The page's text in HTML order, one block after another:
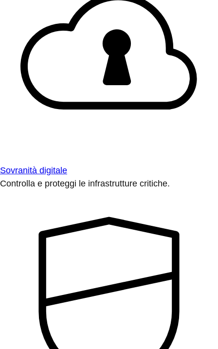
Sovranità digitale
Controlla e proteggi le infrastrutture critiche.